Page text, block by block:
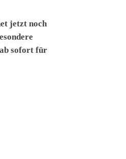
jetzt noch
sofort für